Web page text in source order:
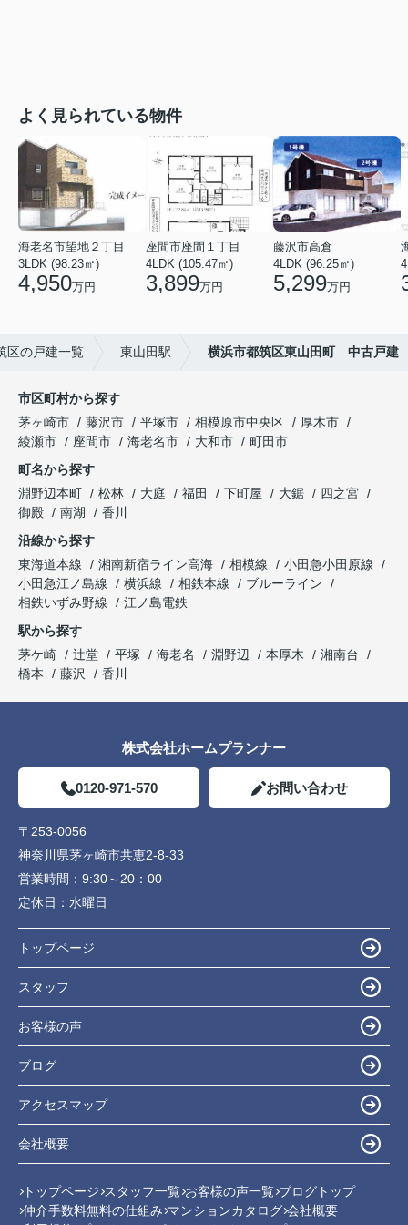
よく見られている物件
海老名市望地２丁目
3LDK (98.23㎡)
4,950万円
座間市座間１丁目
4LDK (105.47㎡)
3,899万円
藤沢市高倉
4LDK (96.25㎡)
5,299万円
区の戸建一覧 東山田駅 横浜市都筑区東山田町 中古戸建
市区町村から探す
茅ヶ崎市
藤沢市 平塚市 相模原市中央区
厚木市
綾瀬市
座間市 海老名市 大和市
町田市
町名から探す
淵野辺本町
松林 大庭 福田 下町屋 大鋸
四之宮
御殿
南湖
香川
沿線から探す
東海道本線
湘南新宿ライン高海 相模線
小田急小田原線
小田急江ノ島線
横浜線 相鉄本線
ブルーライン
相鉄いずみ野線
江ノ島電鉄
駅から探す
茅ケ崎
辻堂 平塚 海老名 淵野辺 本厚木
湘南台
橋本
藤沢 香川
株式会社ホームプランナー
0120-971-570 お問い合わせ
〒253-0056
神奈川県茅ヶ崎市共恵2-8-33
営業時間： 9:30～20：00
定休日： 水曜日
トップページ
スタッフ
お客様の声
ブログ
アクセスマップ
会社概要
トップページ スタッフ一覧 お客様の声一覧 ブログトップ
仲介手数料無料の仕組み マンションカタログ 会社概要